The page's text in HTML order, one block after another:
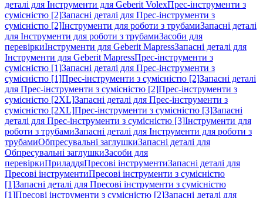
деталі для Інструменти для Geberit VolexПрес-інструменти з
сумісністю [2]Запасні деталі для Прес-інструменти з
сумісністю [2]Інструменти для роботи з трубамиЗапасні деталі
для Інструменти для роботи з трубамиЗасоби для
перевіркиІнструменти для Geberit MapressЗапасні деталі для
Інструменти для Geberit MapressПрес-інструменти з
сумісністю [1]Запасні деталі для Прес-інструменти з
сумісністю [1]Прес-інструменти з сумісністю [2]Запасні деталі
для Прес-інструменти з сумісністю [2]Прес-інструменти з
сумісністю [2XL]Запасні деталі для Прес-інструменти з
сумісністю [2XL]Прес-інструменти з сумісністю [3]Запасні
деталі для Прес-інструменти з сумісністю [3]Інструменти для
роботи з трубамиЗапасні деталі для Інструменти для роботи з
трубамиОбпресувальні заглушкиЗапасні деталі для
Обпресувальні заглушкиЗасоби для
перевіркиПриладдяПресові інструментиЗапасні деталі для
Пресові інструментиПресові інструменти з сумісністю
[1]Запасні деталі для Пресові інструменти з сумісністю
[1]Пресові інструменти з сумісністю [2]Запасні деталі для